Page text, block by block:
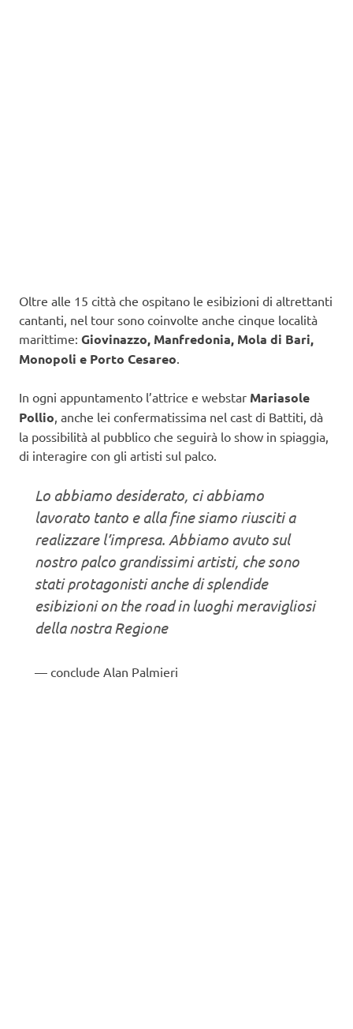
Oltre alle 15 città che ospitano le esibizioni di altrettanti
cantanti, nel tour sono coinvolte anche cinque località
marittime: Giovinazzo, Manfredonia, Mola di Bari,
Monopoli e Porto Cesareo
In ogni appuntamento l’attrice e webstar Mariasole
Pollio , anche lei confermatissima nel cast di Battiti, dà
la possibilità al pubblico che seguirà lo show in spiaggia,
di interagire con gli artisti sul palco.
Lo abbiamo desiderato, ci abbiamo
lavorato tanto e alla fine siamo riusciti a
realizzare l’impresa. Abbiamo avuto sul
nostro palco grandissimi artisti, che sono
stati protagonisti anche di splendide
esibizioni on the road in luoghi meravigliosi
della nostra Regione
conclude Alan Palmieri